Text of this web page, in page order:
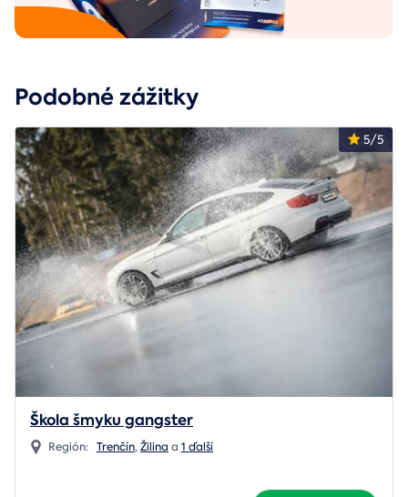
Podobné zážitky
5/5
Škola šmyku gangster
Región: Trenčín,Žilina a 1 ďalší